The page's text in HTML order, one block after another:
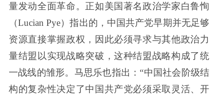
量发动全面革命。正如美国著名政治学家白鲁恂
（Lucian Pye）指出的，中国共产党早期并无足够
资源直接掌握政权，因此必须寻求与其他政治力
量结盟以实现战略突破，这种结盟战略构成了统
一战线的雏形。马思乐也指出：“中国社会阶级结
构的复杂性决定了中国共产党必须采取灵活、开